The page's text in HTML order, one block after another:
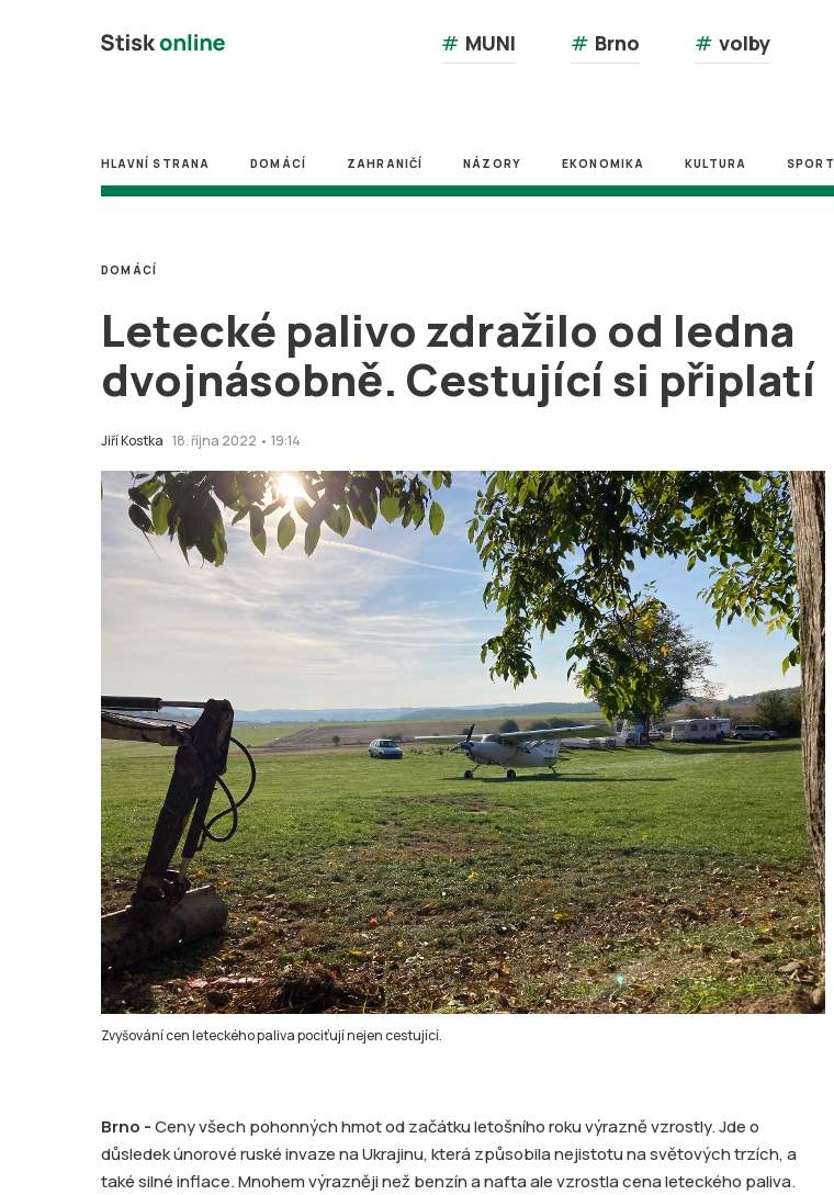
# MUNI # Brno # volby
HLAVNÍ STRANA DOMÁCÍ ZAHRANIČÍ NÁZORY EKONOMIKA KULTURA SPORT
Letecké palivo zdražilo od ledna
dvojnásobně. Cestující si připlatí
Jiří Kostka 18. října 2022 • 19:14
DOMÁCÍ
Zvyšování cen leteckého paliva pociťují nejen cestující.
Brno -Ceny všech pohonných hmot od začátku letošního roku výrazně vzrostly. Jde o
důsledek únorové ruské invaze na Ukrajinu, která způsobila nejistotu na světových trzích, a
také silné inflace. Mnohem výrazněji než benzín a nafta ale vzrostla cena leteckého paliva.